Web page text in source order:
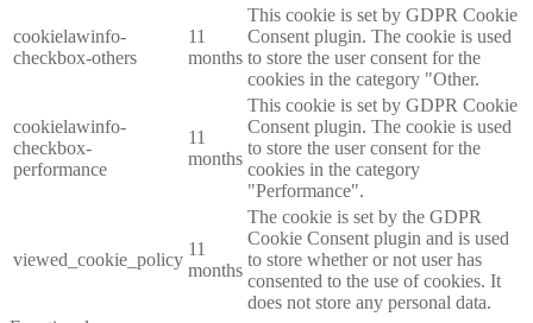
cookielawinfo-
checkbox-others
11
months
This cookie is set by GDPR Cookie
Consent plugin. The cookie is used
to store the user consent for the
cookies in the category "Other.
cookielawinfo-
checkbox-
performance
11
months
This cookie is set by GDPR Cookie
Consent plugin. The cookie is used
to store the user consent for the
cookies in the category
"Performance".
viewed_cookie_policy
11
months
The cookie is set by the GDPR
Cookie Consent plugin and is used
to store whether or not user has
consented to the use of cookies. It
does not store any personal data.